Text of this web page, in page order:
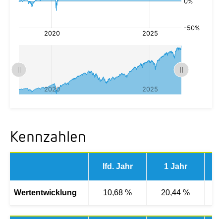
Kennzahlen
lfd. Jahr 1 Jahr
Wertentwicklung 10,68 % 20,44 %